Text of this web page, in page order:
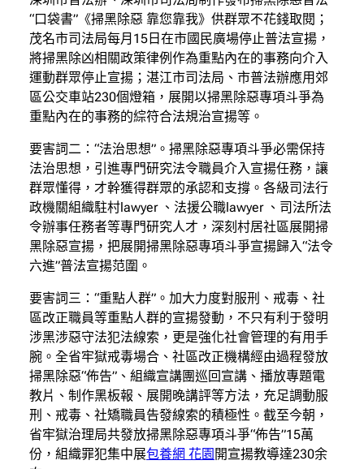
“口袋書”《掃黑除惡 靠您靠我》供群眾不花錢取閱；
茂名市司法局每月15日在市國民廣場停止普法宣揚，
將掃黑除凶相關政策律例作為重點內在的事務向介入
運動群眾停止宣揚；湛江市司法局、市普法辦應用郊
區公交車站230個燈箱，展開以掃黑除惡專項斗爭為
重點內在的事務的綜符合法規治宣揚等。
要害詞二：“法治思想”。掃黑除惡專項斗爭必需保持
法治思想，引進專門研究法令職員介入宣揚任務，讓
群眾懂得，才幹獲得群眾的承認和支撐。各級司法行
政機關組織駐村lawyer 、法援公職lawyer 、司法所法
令辦事任務者等專門研究人才，深刻村居社區展開掃
黑除惡宣揚，把展開掃黑除惡專項斗爭宣揚歸入“法令
六進”普法宣揚范圍。
要害詞三：“重點人群”。加大力度對服刑、戒毒、社
區改正職員等重點人群的宣揚發動，不只有利于發明
涉黑涉惡守法犯法線索，更是強化社會管理的有用手
腕。全省牢獄戒毒場合、社區改正機構經由過程發放
掃黑除惡“佈告”、組織宣講團巡回宣講、播放專題電
教片、制作黑板報、展開晚講評等方法，充足調動服
刑、戒毒、社矯職員告發線索的積極性。截至今朝，
省牢獄治理局共發放掃黑除惡專項斗爭“佈告”15萬
份，組織罪犯集中展包養網 花園 開宣揚教導達230余